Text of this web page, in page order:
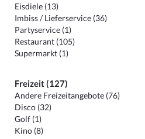
Eisdiele (13)
Imbiss / Lieferservice (36)
Partyservice (1)
Restaurant (105)
Supermarkt (1)
Freizeit (127)
Andere Freizeitangebote (76)
Disco (32)
Golf (1)
Kino (8)